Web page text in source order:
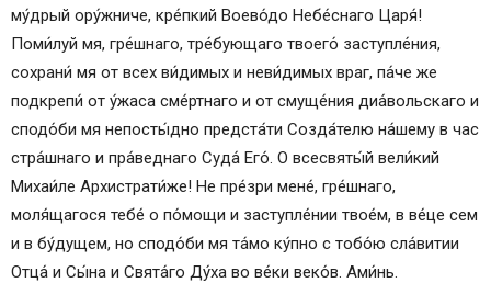
му́дрый ору́жниче, кре́пкий Воево́до Небе́снаго Царя́!
Поми́луй мя, гре́шнаго, тре́бующаго твоего́ заступле́ния,
сохрани́ мя от всех ви́димых и неви́димых враг, па́че же
подкрепи́ от у́жаса сме́ртнаго и от смуще́ния диа́вольскаго и
сподо́би мя непосты́дно предста́ти Созда́телю на́шему в час
стра́шнаго и пра́веднаго Суда́ Его́. О всесвяты́й вели́кий
Михаи́ле Архистрати́же! Не пре́зри мене́, гре́шнаго,
моля́щагося тебе́ о по́мощи и заступле́нии твое́м, в ве́це сем
и в бу́дущем, но сподо́би мя та́мо ку́пно с тобо́ю сла́витии
Отца́ и Сы́на и Свята́го Ду́ха во ве́ки веко́в. Ами́нь.